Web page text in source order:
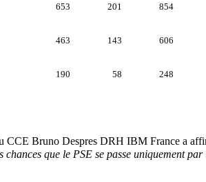
653 201 854
463 143 606
190 58 248
CCE Bruno Despres DRH IBM France a
chances que le PSE se passe uniquement